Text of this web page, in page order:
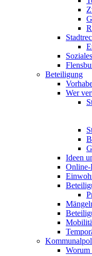
Soziales
Beteiligung
Wer
Ideen
Worum